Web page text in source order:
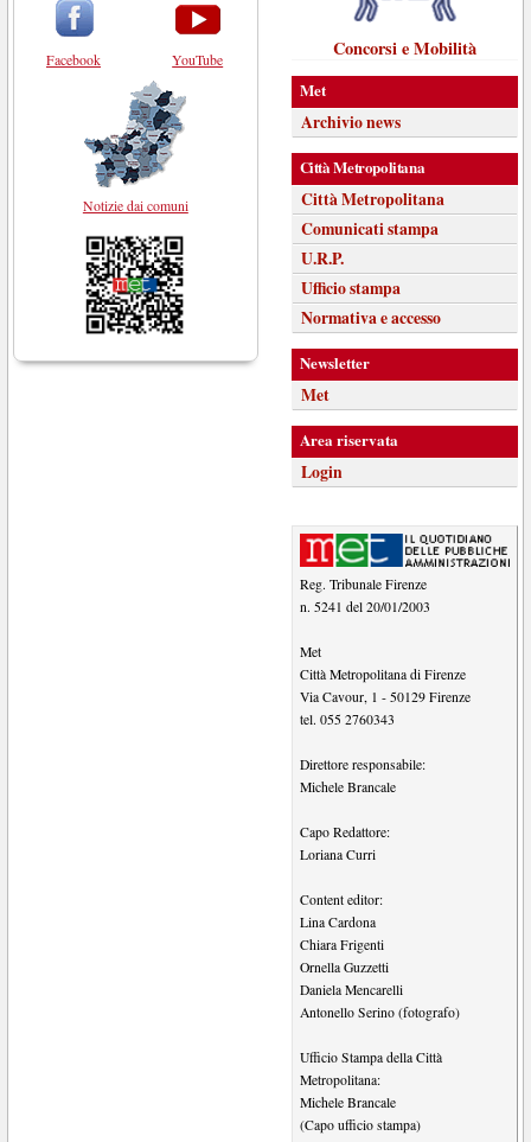
Facebook YouTube
Notizie dai comuni
Concorsi e Mobilità
Met
Archivio news
Città Metropolitana
Città Metropolitana
Comunicati stampa
U.R.P.
Ufficio stampa
Normativa e accesso
Newsletter
Met
Area riservata
Login
Reg. Tribunale Firenze
n. 5241 del 20/01/2003
Met
Città Metropolitana di Firenze
Via Cavour, 1 - 50129 Firenze
tel. 055 2760343
Direttore responsabile:
Michele Brancale
Capo Redattore:
Loriana Curri
Content editor:
Lina Cardona
Chiara Frigenti
Ornella Guzzetti
Daniela Mencarelli
Antonello Serino (fotografo)
Ufficio Stampa della Città
Metropolitana:
Michele Brancale
(Capo ufficio stampa)